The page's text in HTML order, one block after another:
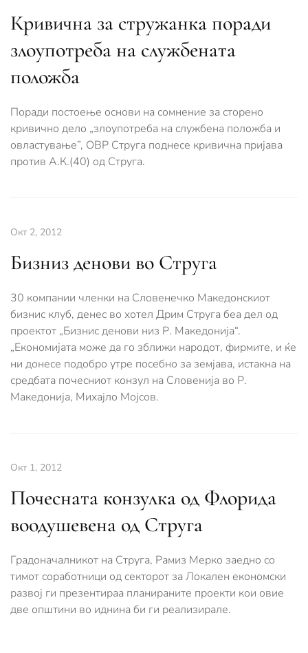
Кривична за стружанка поради
злоупотреба на службената
положба
Поради постоење основи на сомнение за сторено
кривично дело „злоупотреба на службена положба и
овластување”, ОВР Струга поднесе кривична пријава
против А.К.(40) од Струга.
Окт 2, 2012
Бизниз денови во Струга
30 компании членки на Словенечко Македонскиот
бизнис клуб, денес во хотел Дрим Струга беа дел од
проектот „Бизнис денови низ Р. Македонија“.
„Економијата може да го зближи народот, фирмите, и ќе
ни донесе подобро утре посебно за земјава, истакна на
средбата почесниот конзул на Словенија во Р.
Македонија, Михајло Мојсов.
Окт 1, 2012
Почесната конзулка од Флорида
воодушевена од Струга
Градоначалникот на Струга, Рамиз Мерко заедно со
тимот соработници од секторот за Локален економски
развој ги презентираа планираните проекти кои овие
две општини во иднина би ги реализирале.